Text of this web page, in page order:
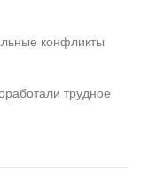
конфликты
трудное